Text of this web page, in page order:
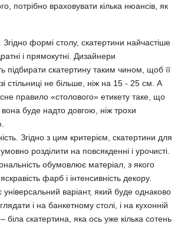
потрібно враховувати кілька нюансів, як
формі столу, скатертини найчастіше
і прямокутні. Дизайнери
підбирати скатертину таким чином, щоб її
стільниці не більше, ніж на 15 - 25 см. А
правило «столового» етикету таке, що
буде надто довгою, ніж трохи
Згідно з цим критерієм, скатертини для
розділити на повсякденні і урочисті.
обумовлює матеріал, з якого
фарб і інтенсивність декору.
універсальний варіант, який буде однаково
і на банкетному столі, і на кухонній
біла скатертина, яка ось уже кілька сотень